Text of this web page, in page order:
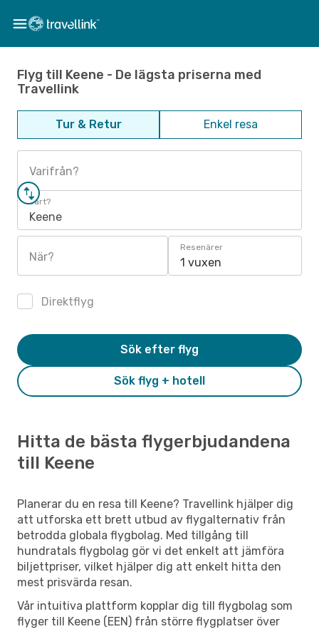
Flyg till Keene - De lägsta priserna med
Travellink
Tur & Retur Enkel resa
Varifrån?
Vart?
Keene
När?
Resenärer
1 vuxen
Direktflyg
Sök flyg + hotell
Sök efter flyg
Hitta de bästa flygerbjudandena
till Keene
Planerar du en resa till Keene? Travellink hjälper dig
att utforska ett brett utbud av flygalternativ från
betrodda globala flygbolag. Med tillgång till
hundratals flygbolag gör vi det enkelt att jämföra
biljettpriser, vilket hjälper dig att enkelt hitta den
mest prisvärda resan.
Vår intuitiva plattform kopplar dig till flygbolag som
flyger till Keene (EEN) från större flygplatser över